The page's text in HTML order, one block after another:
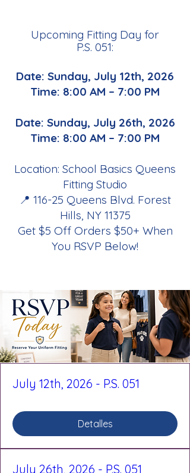
Upcoming Fitting Day for
P.S. 051:
Date: Sunday, July 12th, 2026
Time: 8:00 AM – 7:00 PM
Date: Sunday, July 26th, 2026
Time: 8:00 AM – 7:00 PM
Location: School Basics Queens
Fitting Studio
📍 116-25 Queens Blvd. Forest
Hills, NY 11375
Get $5 Off Orders $50+ When
You RSVP Below!
July 12th, 2026 - P.S. 051
Detalles
July 26th, 2026 - P.S. 051